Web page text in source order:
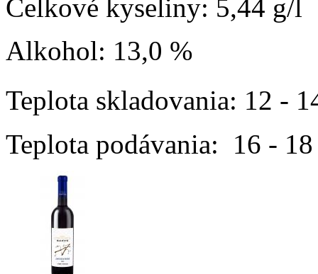
Celkové kyseliny: 5,44 g/l
Alkohol: 13,0 %
Teplota skladovania: 12 -
Teplota podávania: 16 -